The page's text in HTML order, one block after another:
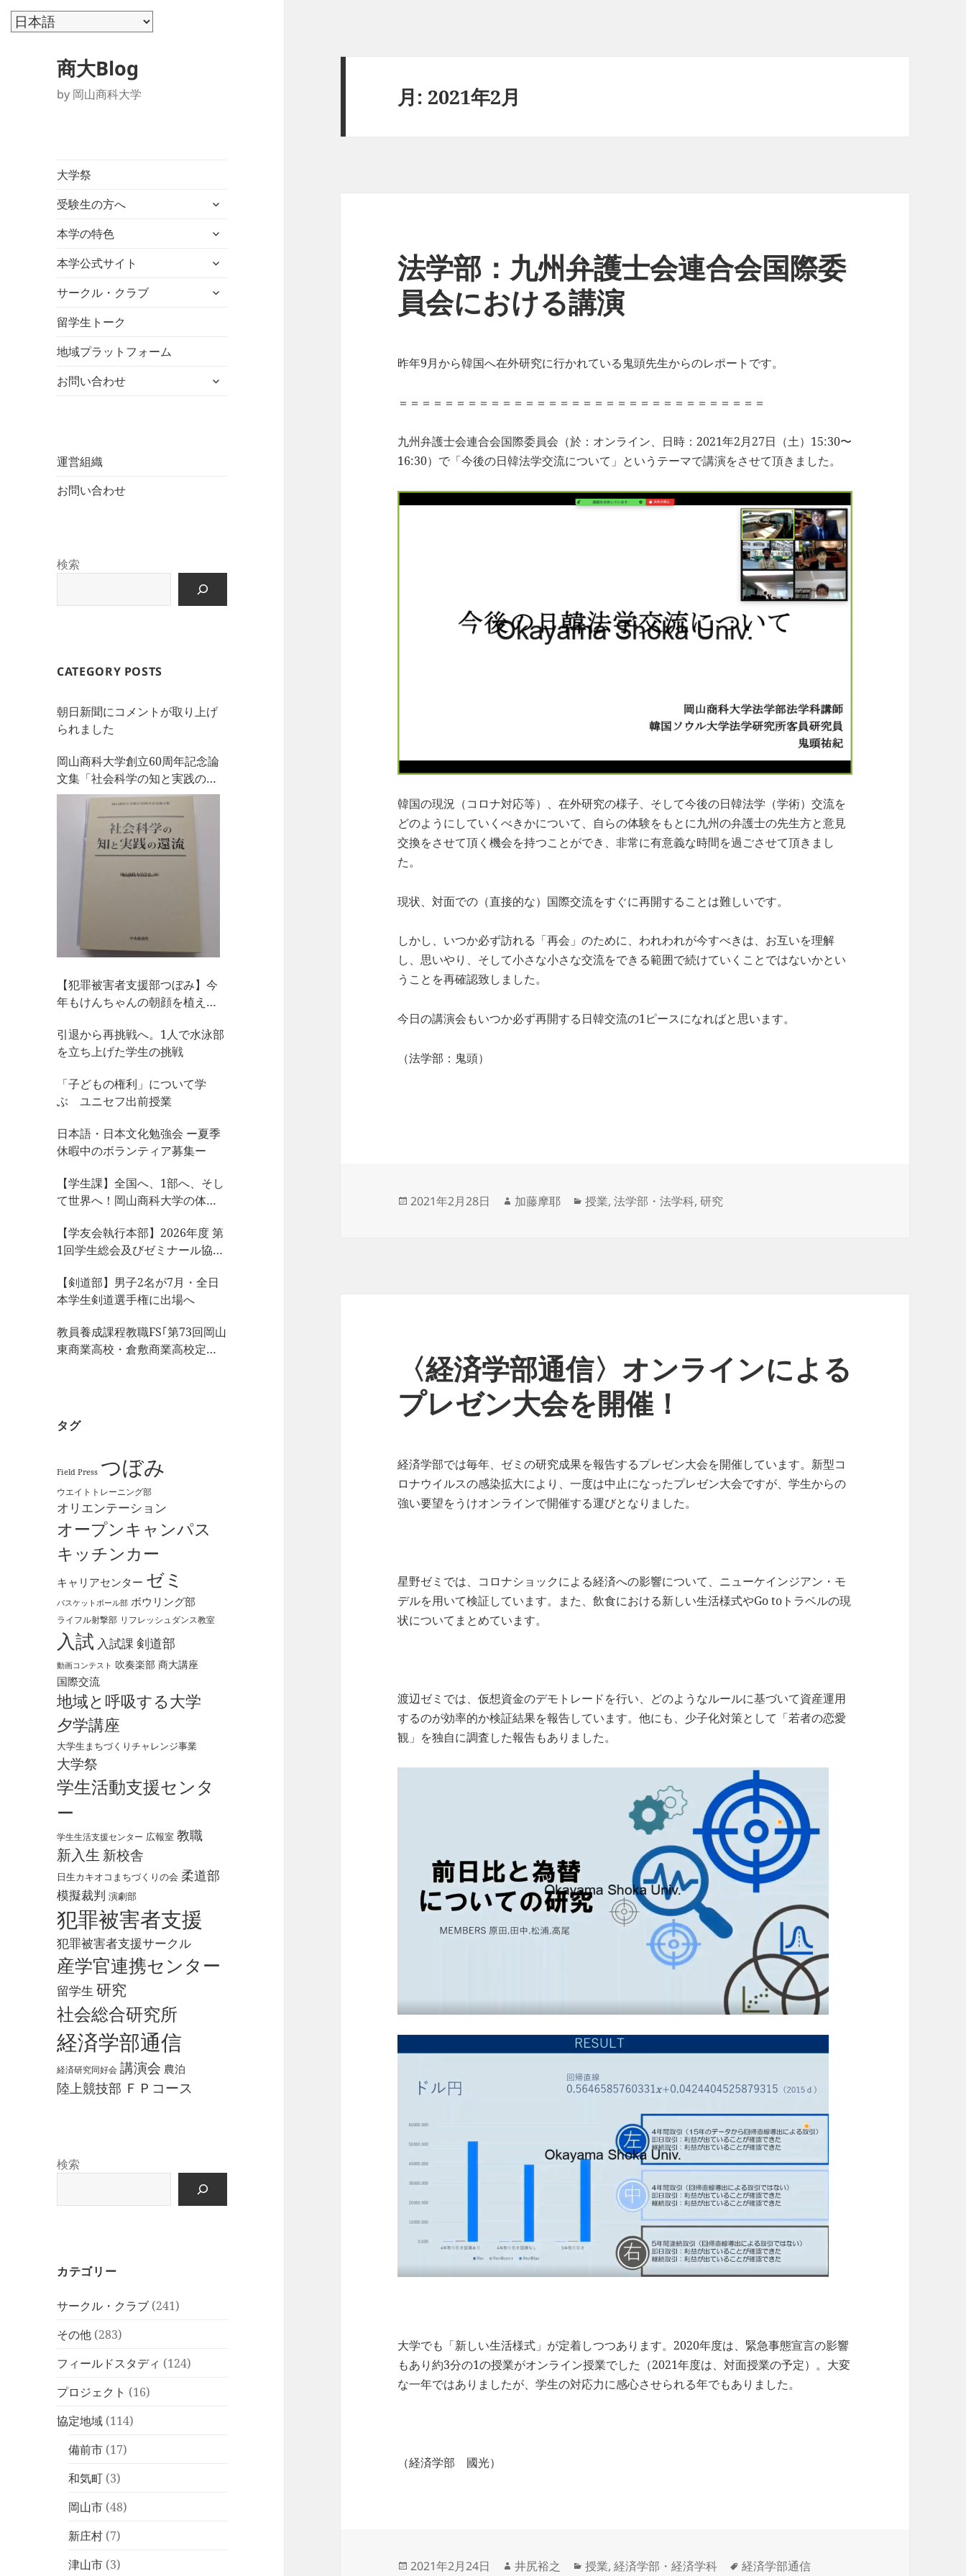
商大Blog
by 岡山商科大学
大学祭
受験生の方へ
サ
メ
ュ
を
本学の特色
サ
メ
ュ
本学公式サイト
サ
メ
サークル・クラブ
サ
を
留学生トーク
地域プラットフォーム
お問い合わせ
サ
運営組織
お問い合わせ
検索
CATEGORY POSTS
朝日新聞にコメントが取り上げ
られました
岡山商科大学創立60周年記念論
文集「社会科学の知と実践の還
流」を刊行しました
【犯罪被害者支援部つぼみ】今
年もけんちゃんの朝顔を植えま
引退から再挑戦へ。1人で水泳部
を立ち上げた学生の挑戦
「子どもの権利」について学
ぶ ユニセフ出前授業
日本語・日本文化勉強会 ー夏季
休暇中のボランティア募集ー
【学生課】全国へ、1部へ、そし
て世界へ！岡山商科大学の体育
動！
【学友会執行本部】2026年度 第
1回学生総会及びゼミナール協議
ました！
【剣道部】男子2名が7月・全日
本学生剣道選手権に出場へ
教員養成課程教職FS｢第73回岡山
東商業高校・倉敷商業高校定期
タグ
Field Press つぼみ
ウエイトトレーニング部
オリエンテーション
オープンキャンパス
キッチンカー
キャリアセンター ゼミ
バスケットボール部 ボウリング部
ライフル射撃部 リフレッシュダンス教室
入試 入試課 剣道部
動画コンテスト 吹奏楽部 商大講座
国際交流
地域と呼吸する大学
夕学講座
大学生まちづくりチャレンジ事業
大学祭
学生活動支援センタ
ー
学生生活支援センター 広報室 教職
新入生 新校舎
日生カキオコまちづくりの会 柔道部
模擬裁判 演劇部
犯罪被害者支援
犯罪被害者支援サークル
産学官連携センター
留学生 研究
社会総合研究所
経済学部通信
経済研究同好会 講演会 農泊
陸上競技部 ＦＰコース
検索
カテゴリー
サークル・クラブ (241)
その他 (283)
フィールドスタディ (124)
プロジェクト (16)
協定地域 (114)
備前市 (17)
和気町 (3)
岡山市 (48)
新庄村 (7)
津山市 (3)
月: 2021年2月
法学部：九州弁護士会連合会国際委
員会における講演
昨年9月から韓国へ在外研究に行かれている鬼頭先生からのレポートです。
＝＝＝＝＝＝＝＝＝＝＝＝＝＝＝＝＝＝＝＝＝＝＝＝＝＝＝＝＝＝＝＝
九州弁護士会連合会国際委員会（於：オンライン、日時：2021年2月27日（土）15:30〜
16:30）で「今後の日韓法学交流について」というテーマで講演をさせて頂きました。
韓国の現況（コロナ対応等）、在外研究の様子、そして今後の日韓法学（学術）交流を
どのようにしていくべきかについて、自らの体験をもとに九州の弁護士の先生方と意見
交換をさせて頂く機会を持つことができ、非常に有意義な時間を過ごさせて頂きまし
た。
現状、対面での（直接的な）国際交流をすぐに再開することは難しいです。
しかし、いつか必ず訪れる「再会」のために、われわれが今すべきは、お互いを理解
し、思いやり、そして小さな小さな交流をできる範囲で続けていくことではないかとい
うことを再確認致しました。
今日の講演会もいつか必ず再開する日韓交流の1ピースになればと思います。
（法学部：鬼頭）
投
2021年2月28日
作
加藤摩耶
カ
授業,法学部・法学科,研究
〈経済学部通信〉オンラインによる
プレゼン大会を開催！
経済学部では毎年、ゼミの研究成果を報告するプレゼン大会を開催しています。新型コ
ロナウイルスの感染拡大により、一度は中止になったプレゼン大会ですが、学生からの
強い要望をうけオンラインで開催する運びとなりました。
星野ゼミでは、コロナショックによる経済への影響について、ニューケインジアン・モ
デルを用いて検証しています。また、飲食における新しい生活様式やGo toトラベルの現
状についてまとめています。
渡辺ゼミでは、仮想資金のデモトレードを行い、どのようなルールに基づいて資産運用
するのが効率的か検証結果を報告しています。他にも、少子化対策として「若者の恋愛
観」を独自に調査した報告もありました。
大学でも「新しい生活様式」が定着しつつあります。2020年度は、緊急事態宣言の影響
もあり約3分の1の授業がオンライン授業でした（2021年度は、対面授業の予定）。大変
な一年ではありましたが、学生の対応力に感心させられる年でもありました。
（経済学部 國光）
投
2021年2月24日
作
井尻裕之
カ
授業,経済学部・経済学科
タ
経済学部通信